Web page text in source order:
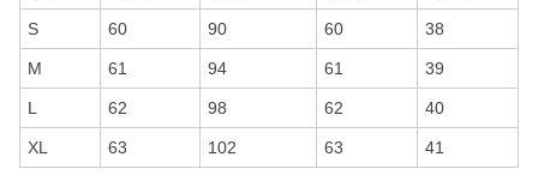
S 60 90 60 38
M 61 94 61 39
L 62 98 62 40
XL 63 102 63 41